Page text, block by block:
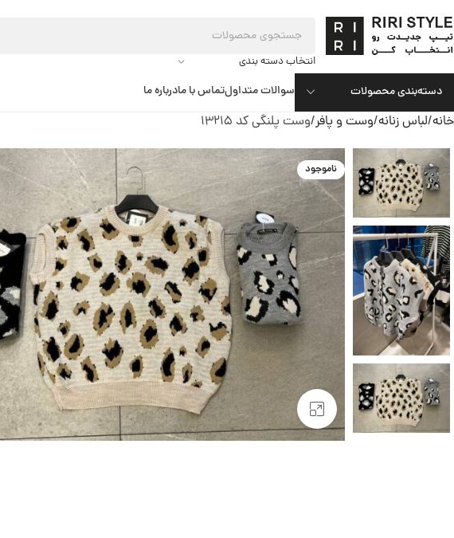
انتخاب دسته بندی
دسته‌بندی محصولات سوالات متداولتماس با مادرباره ما
خانه لباس زنانه وست و پافر وست پلنگی کد 13215
ناموجود
بزرگنمایی تصویر